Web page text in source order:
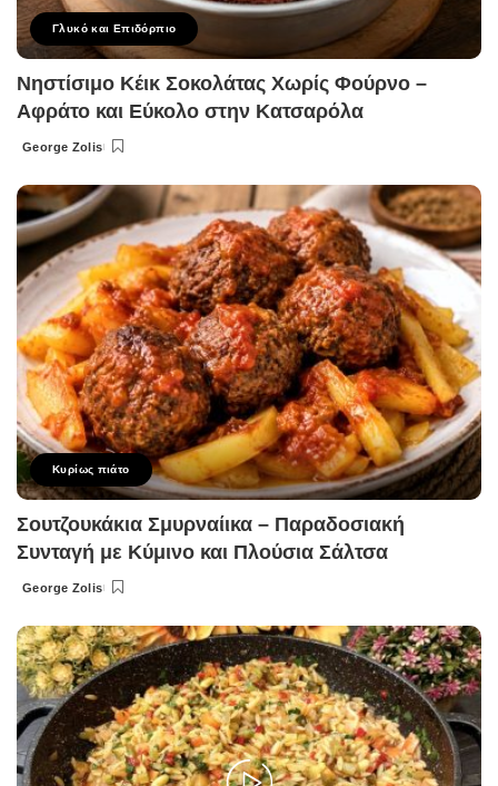
Γλυκό και Επιδόρπιο
Νηστίσιμο Κέικ Σοκολάτας Χωρίς Φούρνο –
Αφράτο και Εύκολο στην Κατσαρόλα
Posted
George Zolis
Κυρίως πιάτο
Σουτζουκάκια Σμυρναίικα – Παραδοσιακή
Συνταγή με Κύμινο και Πλούσια Σάλτσα
Posted
George Zolis